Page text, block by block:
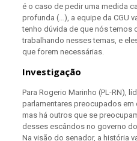
é o caso de pedir uma medida
profunda (…), a equipe da CGU
tenho dúvida de que nós temos
trabalhando nesses temas, e
que forem necessárias.
Investigação
Para Rogerio Marinho (PL-RN),
parlamentares preocupados em
mas há outros que se
desses escândos no governo
Na visão do senador, a história